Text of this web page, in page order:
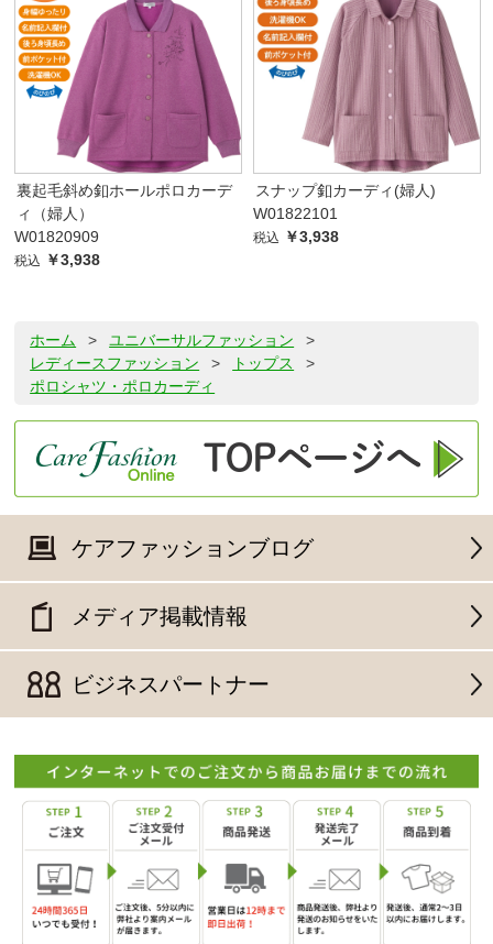
裏起毛斜め釦ホールポロカーデ
ィ（婦人）
W01820909
税込 ￥3,938
スナップ釦カーディ(婦人)
W01822101
税込 ￥3,938
ホーム > ユニバーサルファッション
>
レディースファッション
> トップス
>
ポロシャツ・ポロカーディ
ケアファッションブログ
メディア掲載情報
ビジネスパートナー